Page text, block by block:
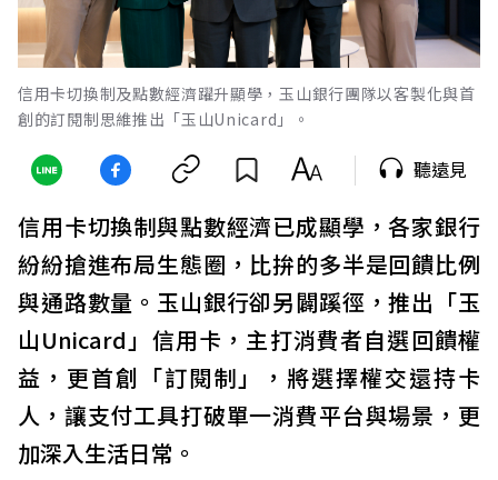
信用卡切換制及點數經濟躍升顯學，玉山銀行團隊以客製化與首
創的訂閱制思維推出「玉山Unicard」。
聽遠見
信用卡切換制與點數經濟已成顯學，各家銀行
紛紛搶進布局生態圈，比拚的多半是回饋比例
與通路數量。玉山銀行卻另闢蹊徑，推出「玉
山Unicard」信用卡，主打消費者自選回饋權
益，更首創「訂閱制」，將選擇權交還持卡
人，讓支付工具打破單一消費平台與場景，更
加深入生活日常。